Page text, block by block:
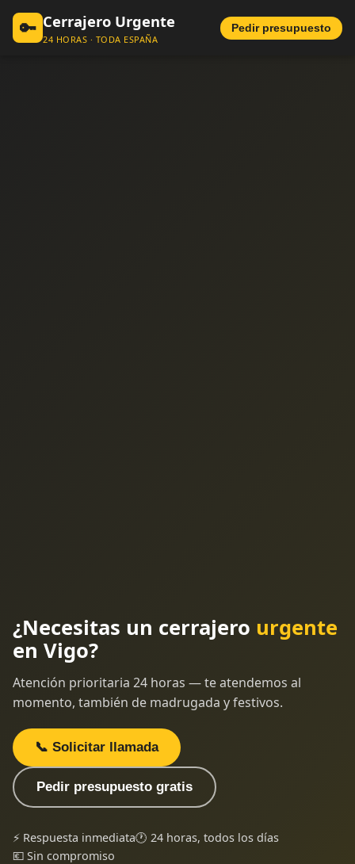
🔑 Cerrajero Urgente
24 HORAS · TODA ESPAÑA
Pedir presupuesto
¿Necesitas un cerrajero urgente
en Vigo?
Atención prioritaria 24 horas — te atendemos al
momento, también de madrugada y festivos.
📞 Solicitar llamada
Pedir presupuesto gratis
⚡ Respuesta inmediata🕐 24 horas, todos los días
💶 Sin compromiso